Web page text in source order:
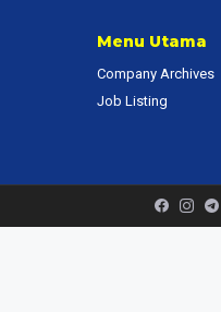
Menu Utama
Company Archives
Job Listing